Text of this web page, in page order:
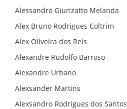
ASSUEL
CONVÊNIOS
INFORMATIVOS
ASSEMBLÉIAS
Alessandro Giurizatto Melanda
Alex Bruno Rodrigues Coltrim
Alex Oliveira dos Reis
Alexandre Rudolfo Barroso
Alexandre Urbano
Alexsander Martins
Alexsandro Rodrigues dos Santos